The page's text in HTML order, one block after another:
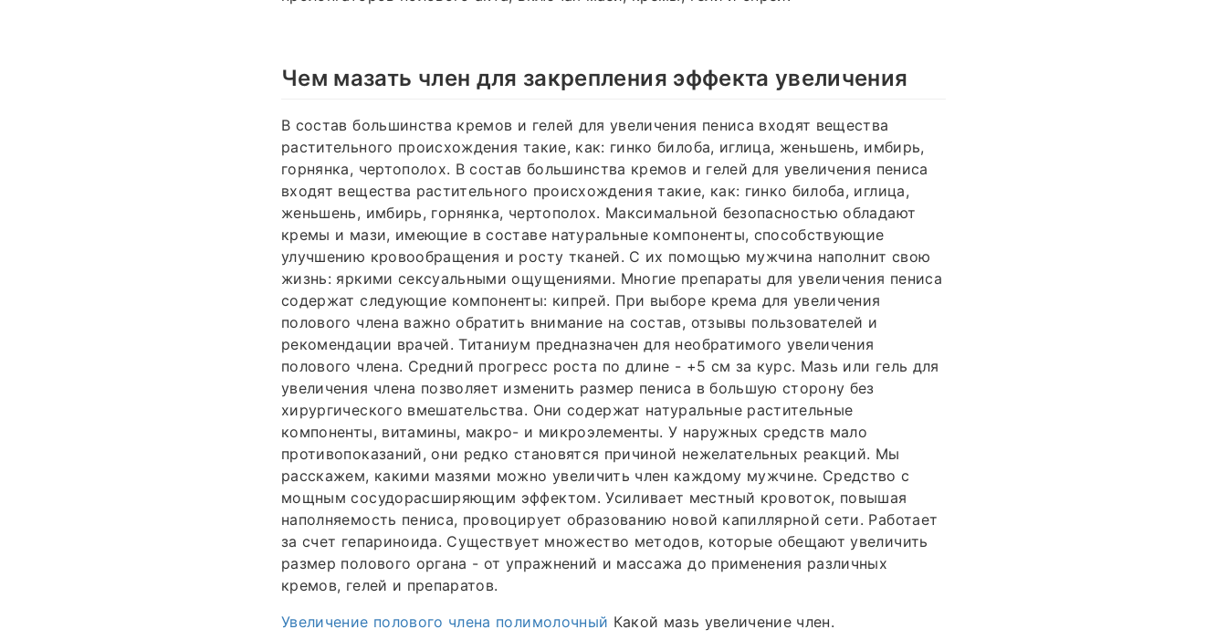
Чем мазать член для закрепления эффекта увеличения
В состав большинства кремов и гелей для увеличения пениса входят вещества
растительного происхождения такие, как: гинко билоба, иглица, женьшень, имбирь,
горнянка, чертополох. В состав большинства кремов и гелей для увеличения пениса
входят вещества растительного происхождения такие, как: гинко билоба, иглица,
женьшень, имбирь, горнянка, чертополох. Максимальной безопасностью обладают
кремы и мази, имеющие в составе натуральные компоненты, способствующие
улучшению кровообращения и росту тканей. С их помощью мужчина наполнит свою
жизнь: яркими сексуальными ощущениями. Многие препараты для увеличения пениса
содержат следующие компоненты: кипрей. При выборе крема для увеличения
полового члена важно обратить внимание на состав, отзывы пользователей и
рекомендации врачей. Титаниум предназначен для необратимого увеличения
полового члена. Средний прогресс роста по длине - +5 см за курс. Мазь или гель для
увеличения члена позволяет изменить размер пениса в большую сторону без
хирургического вмешательства. Они содержат натуральные растительные
компоненты, витамины, макро- и микроэлементы. У наружных средств мало
противопоказаний, они редко становятся причиной нежелательных реакций. Мы
расскажем, какими мазями можно увеличить член каждому мужчине. Средство с
мощным сосудорасширяющим эффектом. Усиливает местный кровоток, повышая
наполняемость пениса, провоцирует образованию новой капиллярной сети. Работает
за счет гепариноида. Существует множество методов, которые обещают увеличить
размер полового органа - от упражнений и массажа до применения различных
кремов, гелей и препаратов.
Увеличение полового члена полимолочный Какой мазь увеличение член.